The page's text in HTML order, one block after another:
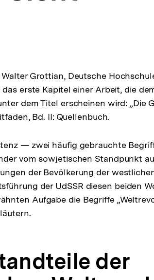
Grottian, Deutsche
erste Kapitel einer Arbeit, die
dem Titel erscheinen wird: „Die
Bd. II: Quellenbuch.
— zwei häufig gebrauchte
vom sowjetischen Standpunkt
der Bevölkerung der
der UdSSR diesen beiden
Aufgabe die Begriffe
der